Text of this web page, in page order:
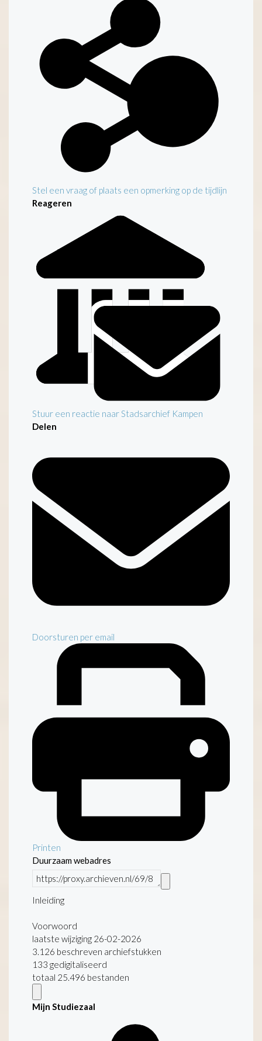
Kenmerken
Inleiding
Stel een vraag of plaats een opmerking op de tijdlijn
Reageren
Stuur een reactie naar Stadsarchief Kampen
Delen
Doorsturen per email
Printen
Duurzaam webadres
Inleiding
Voorwoord
laatste wijziging 26-02-2026
3.126 beschreven archiefstukken
133 gedigitaliseerd
totaal 25.496 bestanden
Mijn Studiezaal